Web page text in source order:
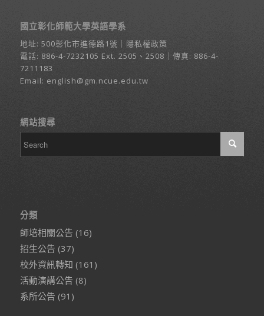
國立彰化師範大學英語學系
地址: 500彰化市進德路1號 ｜ 隱私權政策
電話: 886-4-7232105 Ext. 2505、2508｜傳真: 886-4-
7211183
Email: english@gm.ncue.edu.tw
網站搜尋
分類
師培相關公告 (16)
招生公告 (37)
校外資訊轉知 (161)
活動演講公告 (8)
系所公告 (91)